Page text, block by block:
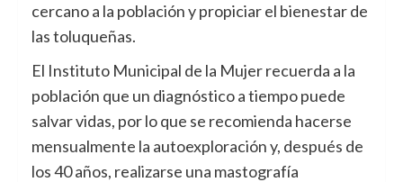
cercano a la población y propiciar el bienestar de
las toluqueñas.
El Instituto Municipal de la Mujer recuerda a la
población que un diagnóstico a tiempo puede
salvar vidas, por lo que se recomienda hacerse
mensualmente la autoexploración y, después de
los 40 años, realizarse una mastografía